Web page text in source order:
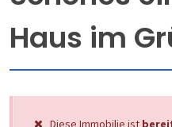
Haus im
Diese Immobilie ist